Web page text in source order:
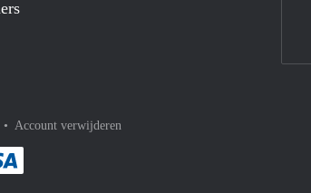
Account verwijderen
af met Mastercardaf met Meastro